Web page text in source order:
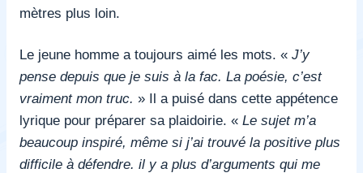
mètres plus loin.
Le jeune homme a toujours aimé les mots. « J’y
pense depuis que je suis à la fac. La poésie, c’est
vraiment mon truc. » Il a puisé dans cette appétence
lyrique pour préparer sa plaidoirie. « Le sujet m’a
beaucoup inspiré, même si j’ai trouvé la positive plus
difficile à défendre. il y a plus d’arguments qui me